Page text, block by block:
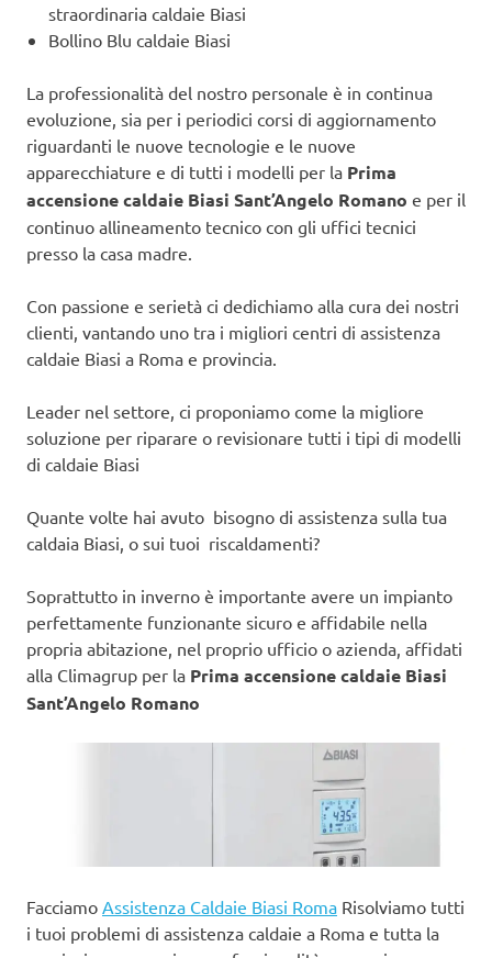
straordinaria caldaie Biasi
Bollino Blu caldaie Biasi
La professionalità del nostro personale è in continua
evoluzione, sia per i periodici corsi di aggiornamento
riguardanti le nuove tecnologie e le nuove
apparecchiature e di tutti i modelli per la Prima
accensione caldaie Biasi Sant’Angelo Romano e per il
continuo allineamento tecnico con gli uffici tecnici
presso la casa madre.
Con passione e serietà ci dedichiamo alla cura dei nostri
clienti, vantando uno tra i migliori centri di assistenza
caldaie Biasi a Roma e provincia.
Leader nel settore, ci proponiamo come la migliore
soluzione per riparare o revisionare tutti i tipi di modelli
di caldaie Biasi
Quante volte hai avuto bisogno di assistenza sulla tua
caldaia Biasi, o sui tuoi riscaldamenti?
Soprattutto in inverno è importante avere un impianto
perfettamente funzionante sicuro e affidabile nella
propria abitazione, nel proprio ufficio o azienda, affidati
alla Climagrup per la Prima accensione caldaie Biasi
Sant’Angelo Romano
Facciamo Assistenza Caldaie Biasi Roma Risolviamo tutti
i tuoi problemi di assistenza caldaie a Roma e tutta la